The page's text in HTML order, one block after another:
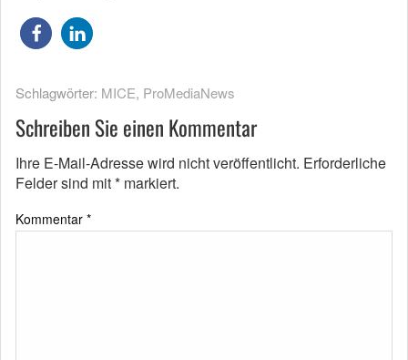
Schlagwörter: MICE, ProMediaNews
Schreiben Sie einen Kommentar
Ihre E-Mail-Adresse wird nicht veröffentlicht. Erforderliche
Felder sind mit* markiert.
Kommentar *